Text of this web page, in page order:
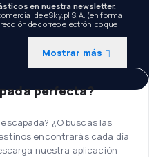
en nuestra newsletter.
de eSky.pl S.A. (en forma
de correo electrónico que
Mostrar más
perfecta?
¿O buscas las
encontrarás cada día
nuestra aplicación